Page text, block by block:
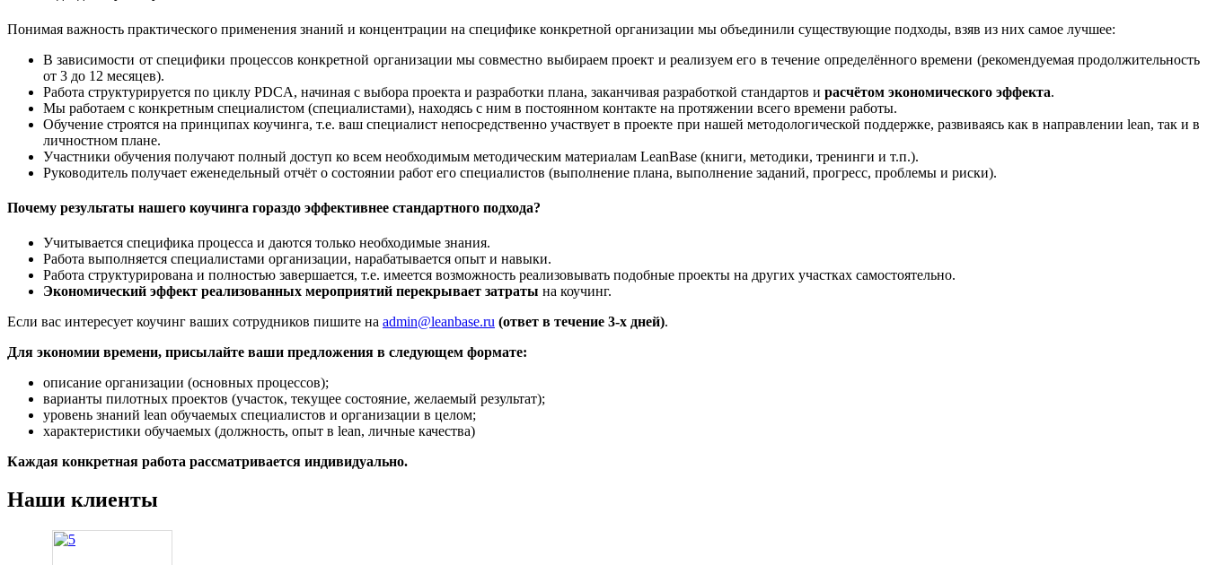
Понимая важность практического применения знаний и концентрации на специфике конкретной организации мы объединили существующие подходы, взяв из них самое лучшее:
В зависимости от специфики процессов конкретной организации мы совместно выбираем проект и реализуем его в течение определённого времени (рекомендуемая продолжительность
от 3 до 12 месяцев).
Работа структурируется по циклу PDCA, начиная с выбора проекта и разработки плана, заканчивая разработкой стандартов и расчётом экономического эффекта.
Мы работаем с конкретным специалистом (специалистами), находясь с ним в постоянном контакте на протяжении всего времени работы.
Обучение строятся на принципах коучинга, т.е. ваш специалист непосредственно участвует в проекте при нашей методологической поддержке, развиваясь как в направлении lean, так и в
личностном плане.
Участники обучения получают полный доступ ко всем необходимым методическим материалам LeanBase (книги, методики, тренинги и т.п.).
Руководитель получает еженедельный отчёт о состоянии работ его специалистов (выполнение плана, выполнение заданий, прогресс, проблемы и риски).
Почему результаты нашего коучинга гораздо эффективнее стандартного подхода?
Учитывается специфика процесса и даются только необходимые знания.
Работа выполняется специалистами организации, нарабатывается опыт и навыки.
Работа структурирована и полностью завершается, т.е. имеется возможность реализовывать подобные проекты на других участках самостоятельно.
Экономический эффект реализованных мероприятий перекрывает затраты на коучинг.
Если вас интересует коучинг ваших сотрудников пишите на admin@leanbase.ru (ответ в течение 3-х дней).
Для экономии времени, присылайте ваши предложения в следующем формате:
описание организации (основных процессов);
варианты пилотных проектов (участок, текущее состояние, желаемый результат);
уровень знаний lean обучаемых специалистов и организации в целом;
характеристики обучаемых (должность, опыт в lean, личные качества)
Каждая конкретная работа рассматривается индивидуально.
Наши клиенты